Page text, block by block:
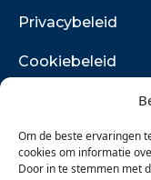
Om de beste ervaringen
cookies om informatie
Door in te stemmen met
Privacybeleid
Cookiebeleid
Vacatures
Contact